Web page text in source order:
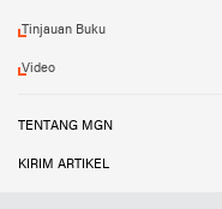
Tinjauan Buku
Video
TENTANG MGN
KIRIM ARTIKEL